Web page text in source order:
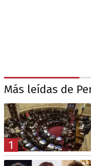
Más leídas de
1